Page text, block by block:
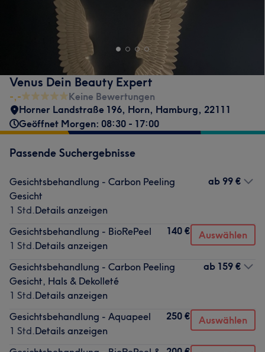
Venus Dein Beauty Expert
-,-
Keine Bewertungen
Horner Landstraße 196, Horn, Hamburg, 22111
Geöffnet Morgen: 08:30 - 17:00
Passende Suchergebnisse
Gesichtsbehandlung - Carbon Peeling
Gesicht
1 Std.Details anzeigen
ab 99 €
Gesichtsbehandlung - BioRePeel
1 Std.Details anzeigen
140 € Auswählen
Gesichtsbehandlung - Carbon Peeling
Gesicht, Hals & Dekolleté
1 Std.Details anzeigen
ab 159 €
Gesichtsbehandlung - Aquapeel
1 Std.Details anzeigen
250 € Auswählen